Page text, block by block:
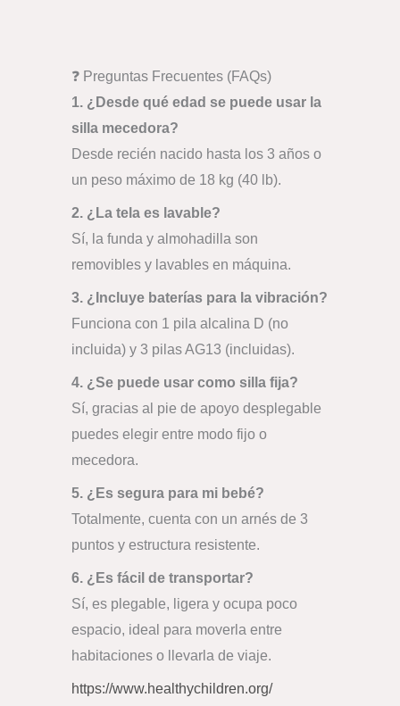
❓ Preguntas Frecuentes (FAQs)
1. ¿Desde qué edad se puede usar la
silla mecedora?
Desde recién nacido hasta los 3 años o
un peso máximo de 18 kg (40 lb).
2. ¿La tela es lavable?
Sí, la funda y almohadilla son
removibles y lavables en máquina.
3. ¿Incluye baterías para la vibración?
Funciona con 1 pila alcalina D (no
incluida) y 3 pilas AG13 (incluidas).
4. ¿Se puede usar como silla fija?
Sí, gracias al pie de apoyo desplegable
puedes elegir entre modo fijo o
mecedora.
5. ¿Es segura para mi bebé?
Totalmente, cuenta con un arnés de 3
puntos y estructura resistente.
6. ¿Es fácil de transportar?
Sí, es plegable, ligera y ocupa poco
espacio, ideal para moverla entre
habitaciones o llevarla de viaje.
https://www.healthychildren.org/